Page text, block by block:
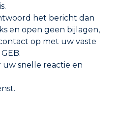
stevig aan (> 50 N.m).
van de schroefdraad.
over de schroefdraad
het bericht dan
en open geen bijlagen,
op met uw vaste
snelle reactie en